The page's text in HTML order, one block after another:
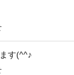
す(^^♪